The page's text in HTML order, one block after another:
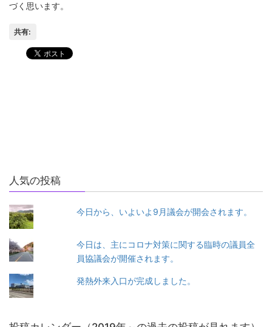
づく思います。
共有:
人気の投稿
今日から、いよいよ9月議会が開会されます。
今日は、主にコロナ対策に関する臨時の議員全
員協議会が開催されます。
発熱外来入口が完成しました。